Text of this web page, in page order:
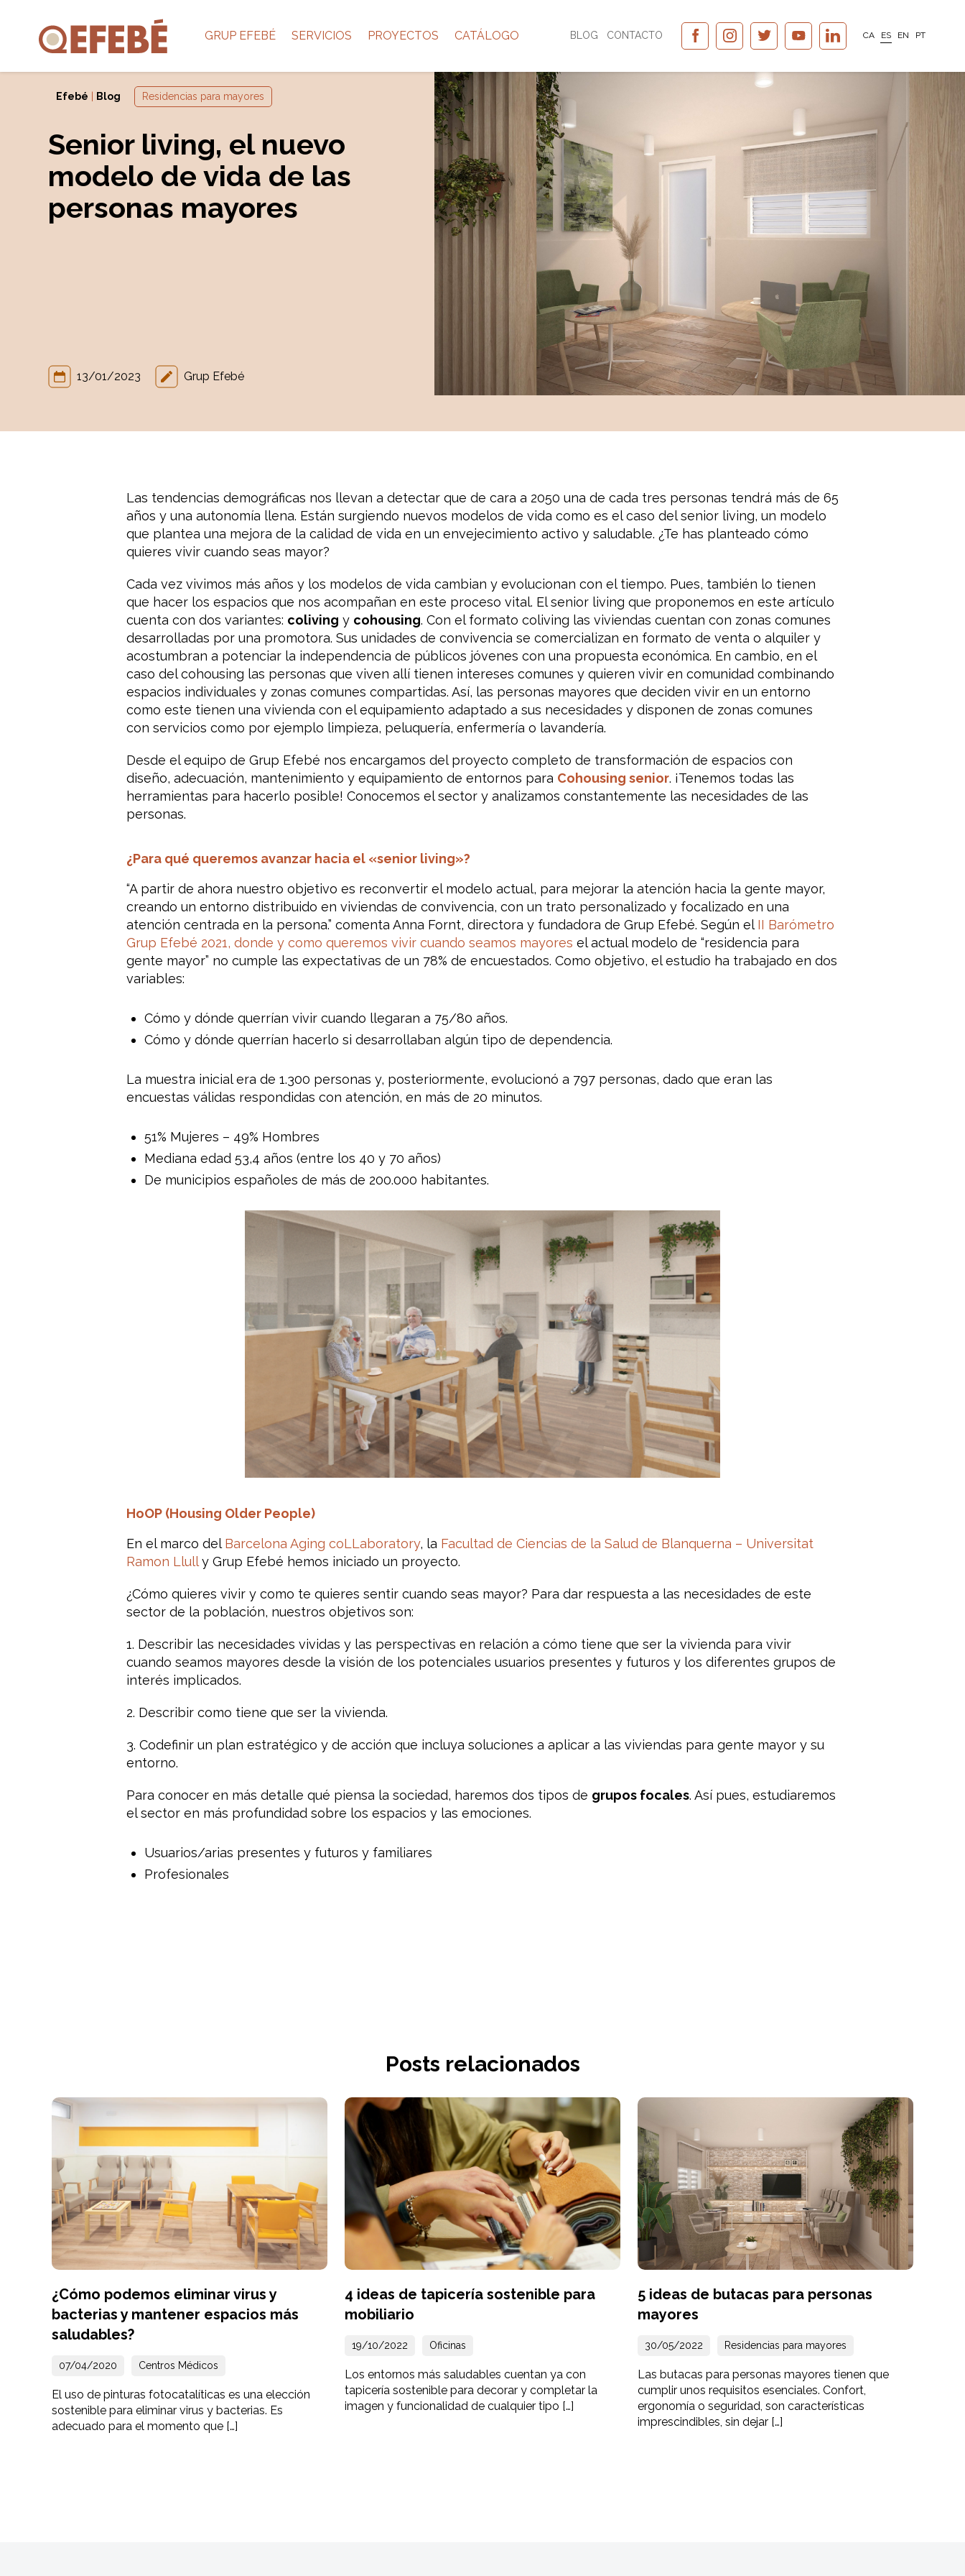
GRUP EFEBÉ SERVICIOS PROYECTOS CATÁLOGO BLOG CONTACTO CA ES EN PT
Efebé Blog Residencias para mayores
Senior living, el nuevo
modelo de vida de las
personas mayores
13/01/2023 Grup Efebé
Las tendencias demográficas nos llevan a detectar que de cara a 2050 una de cada tres personas tendrá más de 65
años y una autonomía llena. Están surgiendo nuevos modelos de vida como es el caso del senior living, un modelo
que plantea una mejora de la calidad de vida en un envejecimiento activo y saludable. ¿Te has planteado cómo
quieres vivir cuando seas mayor?
Cada vez vivimos más años y los modelos de vida cambian y evolucionan con el tiempo. Pues, también lo tienen
que hacer los espacios que nos acompañan en este proceso vital. El senior living que proponemos en este artículo
cuenta con dos variantes: coliving y cohousing. Con el formato coliving las viviendas cuentan con zonas comunes
desarrolladas por una promotora. Sus unidades de convivencia se comercializan en formato de venta o alquiler y
acostumbran a potenciar la independencia de públicos jóvenes con una propuesta económica. En cambio, en el
caso del cohousing las personas que viven allí tienen intereses comunes y quieren vivir en comunidad combinando
espacios individuales y zonas comunes compartidas. Así, las personas mayores que deciden vivir en un entorno
como este tienen una vivienda con el equipamiento adaptado a sus necesidades y disponen de zonas comunes
con servicios como por ejemplo limpieza, peluquería, enfermería o lavandería.
Desde el equipo de Grup Efebé nos encargamos del proyecto completo de transformación de espacios con
diseño, adecuación, mantenimiento y equipamiento de entornos para Cohousing senior. ¡Tenemos todas las
herramientas para hacerlo posible! Conocemos el sector y analizamos constantemente las necesidades de las
personas.
¿Para qué queremos avanzar hacia el «senior living»?
“A partir de ahora nuestro objetivo es reconvertir el modelo actual, para mejorar la atención hacia la gente mayor,
creando un entorno distribuido en viviendas de convivencia, con un trato personalizado y focalizado en una
atención centrada en la persona.” comenta Anna Fornt, directora y fundadora de Grup Efebé. Según el II Barómetro
Grup Efebé 2021, donde y como queremos vivir cuando seamos mayores el actual modelo de “residencia para
gente mayor” no cumple las expectativas de un 78% de encuestados. Como objetivo, el estudio ha trabajado en dos
variables:
Cómo y dónde querrían vivir cuando llegaran a 75/80 años.
Cómo y dónde querrían hacerlo si desarrollaban algún tipo de dependencia.
La muestra inicial era de 1.300 personas y, posteriormente, evolucionó a 797 personas, dado que eran las
encuestas válidas respondidas con atención, en más de 20 minutos.
51% Mujeres – 49% Hombres
Mediana edad 53,4 años (entre los 40 y 70 años)
De municipios españoles de más de 200.000 habitantes.
HoOP (Housing Older People)
En el marco delBarcelona Aging coLLaboratory, la Facultad de Ciencias de la Salud de Blanquerna – Universitat
Ramon Llully Grup Efebé hemos iniciado un proyecto.
¿Cómo quieres vivir y como te quieres sentir cuando seas mayor? Para dar respuesta a las necesidades de este
sector de la población, nuestros objetivos son:
1. Describir las necesidades vividas y las perspectivas en relación a cómo tiene que ser la vivienda para vivir
cuando seamos mayores desde la visión de los potenciales usuarios presentes y futuros y los diferentes grupos de
interés implicados.
2. Describir como tiene que ser la vivienda.
3. Codefinir un plan estratégico y de acción que incluya soluciones a aplicar a las viviendas para gente mayor y su
entorno.
Para conocer en más detalle qué piensa la sociedad, haremos dos tipos de grupos focales. Así pues, estudiaremos
el sector en más profundidad sobre los espacios y las emociones.
Usuarios/arias presentes y futuros y familiares
Profesionales
Posts relacionados
¿Cómo podemos eliminar virus y
bacterias y mantener espacios más
saludables?
07/04/2020 Centros Médicos
El uso de pinturas fotocatalíticas es una elección
sostenible para eliminar virus y bacterias. Es
adecuado para el momento que […]
4 ideas de tapicería sostenible para
mobiliario
19/10/2022 Oficinas
Los entornos más saludables cuentan ya con
tapicería sostenible para decorar y completar la
imagen y funcionalidad de cualquier tipo […]
5 ideas de butacas para personas
mayores
30/05/2022 Residencias para mayores
Las butacas para personas mayores tienen que
cumplir unos requisitos esenciales. Confort,
ergonomía o seguridad, son características
imprescindibles, sin dejar […]